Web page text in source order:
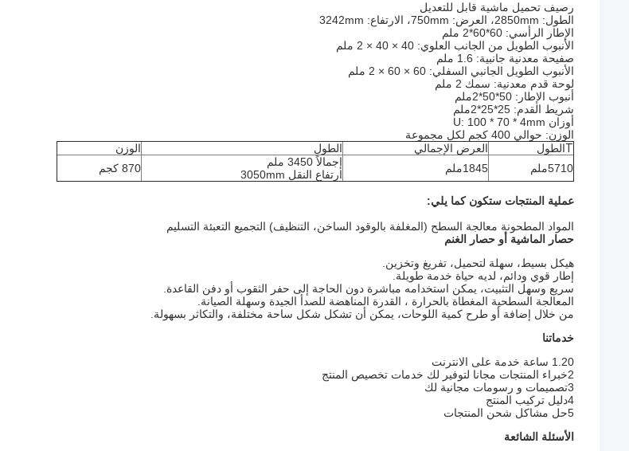
رصيف تحميل ماشية قابل للتعديل
الطول: 2850mm، العرض: 750mm، الارتفاع: 3242mm
الإطار الرأسي: 60*60*2 ملم
الأنبوب الطويل من الجانب العلوي: 40 × 40 × 2 ملم
صفيحة معدنية جانبية: 1.6 ملم
الأنبوب الطويل الجانبي السفلي: 60 × 60 × 2 ملم
لوحة قدم معدنية: سمك 2 ملم
أنبوب الإطار: 50*50*2ملم
شريط القدم: 25*25*2ملم
أوزان U: 100 * 70 * 4mm
الوزن: حوالي 400 كجم لكل مجموعة
Tالطول العرض الإجمالي الطول
الوزن
5710ملم
1845ملم
إجمالاً 3450 ملم
ارتفاع النقل 3050mm
870 كجم
عملية المنتجات ستكون كما يلي:
المواد ‬المطحونة ‬معالجة السطح (المغلفة بالوقود الساخن، التنظيف) ‬التجميع ‬التعبئة ‬التسليم
حصار الماشية أو حصار الغنم
هيكل بسيط، سهلة لتحميل، تفريغ وتخزين.
إطار قوي ودائم، لديه حياة خدمة طويلة.
سريع وسهل التثبيت، يمكن استخدامه مباشرة دون الحاجة إلى حفر الثقوب أو دفن القاعدة.
المعالجة السطحية المغطاة بالحرارة ، القدرة المناهضة للصدأ الجيدة وسهلة الصيانة.
من خلال إضافة أو طرح كمية اللوحات، يمكن أن تشكل شكل ساحة مختلفة، والتكاثر بسهولة.
خدماتنا
1.20 ساعة خدمة على الانترنت
2خبراء المنتجات مجانا لتوفير لك خدمات تخصيص المنتج
3تصميمات و رسومات مجانية لك
4دليل تركيب المنتج
5حل مشاكل شحن المنتجات
الأسئلة الشائعة